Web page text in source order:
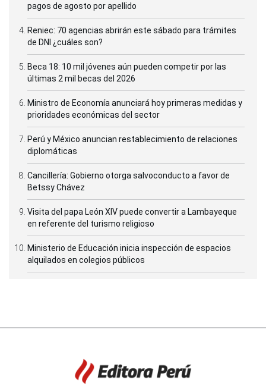
pagos de agosto por apellido
Reniec: 70 agencias abrirán este sábado para trámites
de DNI ¿cuáles son?
Beca 18: 10 mil jóvenes aún pueden competir por las
últimas 2 mil becas del 2026
Ministro de Economía anunciará hoy primeras medidas y
prioridades económicas del sector
Perú y México anuncian restablecimiento de relaciones
diplomáticas
Cancillería: Gobierno otorga salvoconducto a favor de
Betssy Chávez
Visita del papa León XIV puede convertir a Lambayeque
en referente del turismo religioso
Ministerio de Educación inicia inspección de espacios
alquilados en colegios públicos